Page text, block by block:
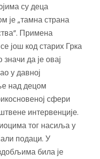
су деца
је „тамна страна
Примена
још код старих Грка
да је овај
у давној
над децом
сфери
интервенције.
тог насиља у
подаци. У
била је